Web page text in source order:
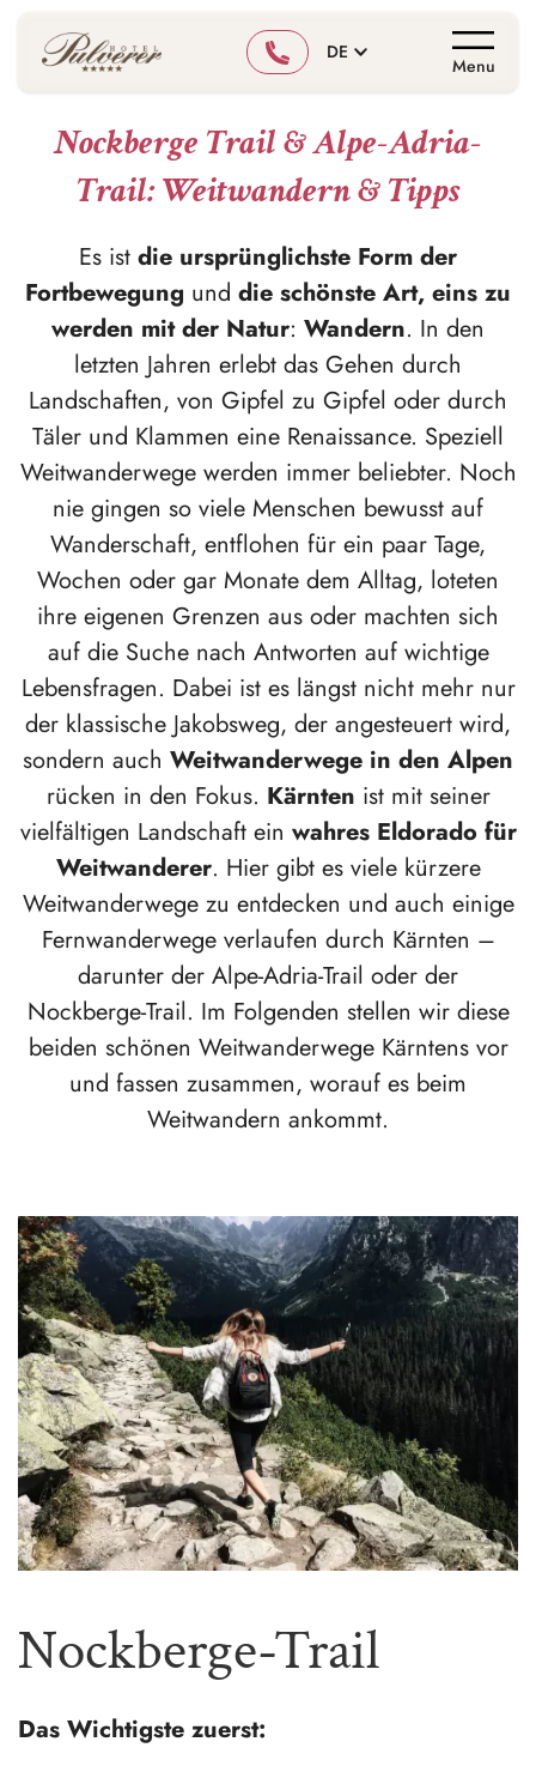
DE
Menu
Nockberge Trail & Alpe-Adria-
Trail: Weitwandern & Tipps
Es ist die ursprünglichste Form der
Fortbewegung und die schönste Art, eins zu
werden mit der Natur: Wandern. In den
letzten Jahren erlebt das Gehen durch
Landschaften, von Gipfel zu Gipfel oder durch
Täler und Klammen eine Renaissance. Speziell
Weitwanderwege werden immer beliebter. Noch
nie gingen so viele Menschen bewusst auf
Wanderschaft, entflohen für ein paar Tage,
Wochen oder gar Monate dem Alltag, loteten
ihre eigenen Grenzen aus oder machten sich
auf die Suche nach Antworten auf wichtige
Lebensfragen. Dabei ist es längst nicht mehr nur
der klassische Jakobsweg, der angesteuert wird,
sondern auch Weitwanderwege in den Alpen
rücken in den Fokus. Kärnten ist mit seiner
vielfältigen Landschaft ein wahres Eldorado für
Weitwanderer. Hier gibt es viele kürzere
Weitwanderwege zu entdecken und auch einige
Fernwanderwege verlaufen durch Kärnten –
darunter der Alpe-Adria-Trail oder der
Nockberge-Trail. Im Folgenden stellen wir diese
beiden schönen Weitwanderwege Kärntens vor
und fassen zusammen, worauf es beim
Weitwandern ankommt.
Nockberge-Trail
Das Wichtigste zuerst: